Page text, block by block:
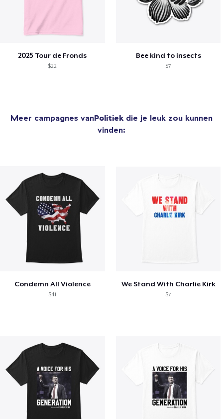
2025 Tour de Fronds
$22
Bee kind to insects
$7
Meer campagnes vanPolitiek die je leuk zou kunnen
vinden:
Condemn All Violence
$41
We Stand With Charlie Kirk
$7